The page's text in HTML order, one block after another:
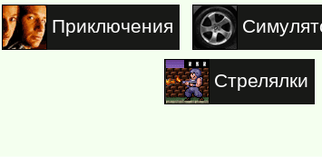
Приключения
Стрелялки